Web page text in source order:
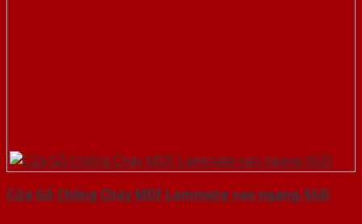
Cửa Gỗ Chống Cháy MDF Laminate van ngang-SGD